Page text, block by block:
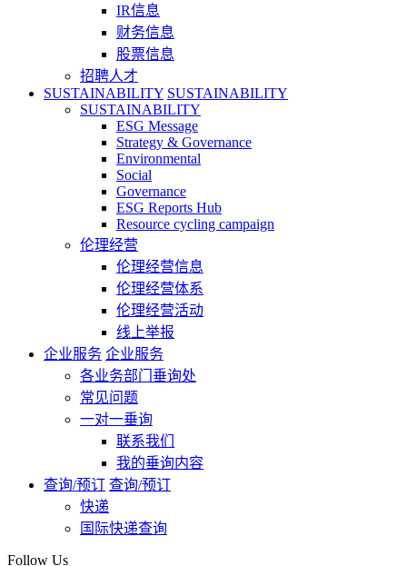
IR信息
财务信息
股票信息
招聘人才
SUSTAINABILITY SUSTAINABILITY
SUSTAINABILITY
ESG Message
Strategy & Governance
Environmental
Social
Governance
ESG Reports Hub
Resource cycling campaign
伦理经营
伦理经营信息
伦理经营体系
伦理经营活动
线上举报
企业服务 企业服务
各业务部门垂询处
常见问题
一对一垂询
联系我们
我的垂询内容
查询/预订 查询/预订
快递
国际快递查询
Follow Us